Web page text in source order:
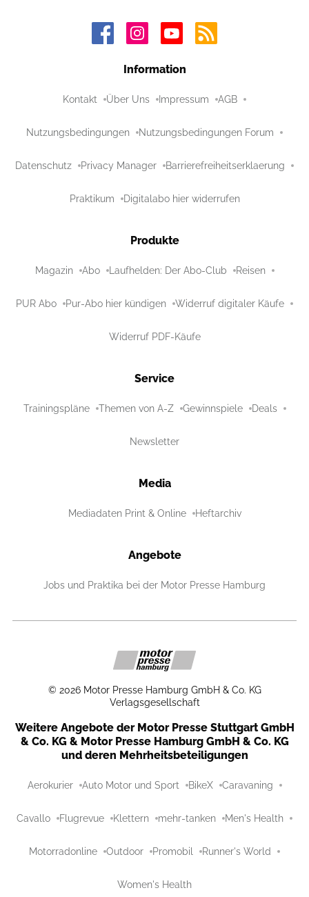
Information
Kontakt Über Uns Impressum AGB
Nutzungsbedingungen Nutzungsbedingungen Forum
Datenschutz Privacy Manager Barrierefreiheitserklaerung
Praktikum Digitalabo hier widerrufen
Produkte
Magazin Abo Laufhelden: Der Abo-Club Reisen
PUR Abo Pur-Abo hier kündigen Widerruf digitaler Käufe
Widerruf PDF-Käufe
Service
Trainingspläne Themen von A-Z Gewinnspiele Deals
Newsletter
Media
Mediadaten Print & Online Heftarchiv
Angebote
Jobs und Praktika bei der Motor Presse Hamburg
© 2026 Motor Presse Hamburg GmbH & Co. KG
Verlagsgesellschaft
Weitere Angebote der Motor Presse Stuttgart GmbH
& Co. KG & Motor Presse Hamburg GmbH & Co. KG
und deren Mehrheitsbeteiligungen
Aerokurier Auto Motor und Sport BikeX Caravaning
Cavallo Flugrevue Klettern mehr-tanken Men's Health
Motorradonline Outdoor Promobil Runner's World
Women's Health